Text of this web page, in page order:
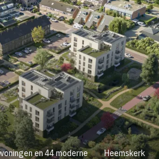
en 44 moderne
Heemskerk